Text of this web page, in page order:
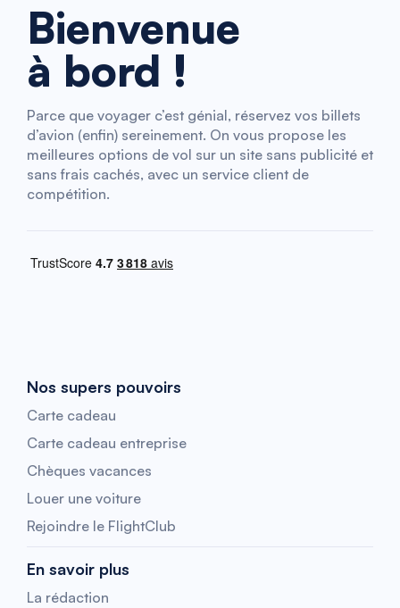
Bienvenue
à bord !
Parce que voyager c’est génial, réservez vos billets
d’avion (enfin) sereinement. On vous propose les
meilleures options de vol sur un site sans publicité et
sans frais cachés, avec un service client de
compétition.
Nos supers pouvoirs
Carte cadeau
Carte cadeau entreprise
Chèques vacances
Louer une voiture
Rejoindre le FlightClub
En savoir plus
La rédaction